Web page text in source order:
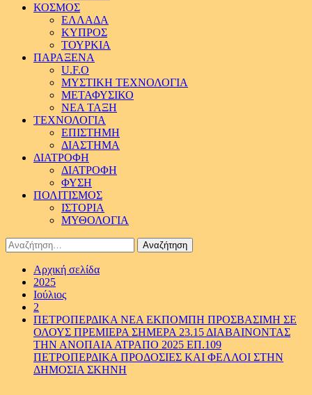
ΚΟΣΜΟΣ
ΕΛΛΑΔΑ
ΚΥΠΡΟΣ
ΤΟΥΡΚΙΑ
ΠΑΡΑΞΕΝΑ
U.F.O
ΜΥΣΤΙΚΗ ΤΕΧΝΟΛΟΓΙΑ
ΜΕΤΑΦΥΣΙΚΟ
ΝΕΑ ΤΑΞΗ
ΤΕΧΝΟΛΟΓΙΑ
ΕΠΙΣΤΗΜΗ
ΔΙΑΣΤΗΜΑ
ΔΙΑΤΡΟΦΗ
ΔΙΑΤΡΟΦΗ
ΦΥΣΗ
ΠΟΛΙΤΙΣΜΟΣ
ΙΣΤΟΡΙΑ
ΜΥΘΟΛΟΓΙΑ
Αναζήτηση
για:
Αρχική σελίδα
2025
Ιούλιος
2
ΠΕΤΡΟΠΕΡΔΙΚΑ ΝΕΑ ΕΚΠΟΜΠΗ ΠΡΟΣΒΑΣΙΜΗ ΣΕ
ΟΛΟΥΣ ΠΡΕΜΙΕΡΑ ΣΗΜΕΡΑ 23.15 ΔΙΑΒΑΙΝΟΝΤΑΣ
ΤΗΝ ΑΝΟΠΑΙΑ ΑΤΡΑΠΟ 2025 ΕΠ.109
ΠΕΤΡΟΠΕΡΔΙΚΑ ΠΡΟΔΟΣΙΕΣ ΚΑΙ ΦΕΛΛΟΙ ΣΤΗΝ
ΔΗΜΟΣΙΑ ΣΚΗΝΗ